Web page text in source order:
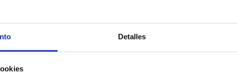
Detalles